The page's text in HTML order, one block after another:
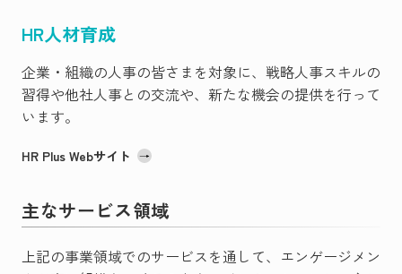
HR人材育成
企業・組織の人事の皆さまを対象に、戦略人事スキルの
習得や他社人事との交流や、新たな機会の提供を行って
います。
HR Plus Webサイト
主なサービス領域
上記の事業領域でのサービスを通して、エンゲージメン